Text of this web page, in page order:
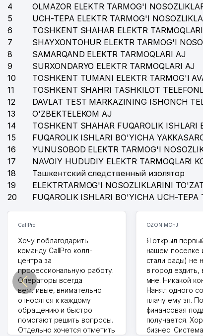
4
OLMAZOR ELEKTR TARMOG'I
5
UCH-TEPA ELEKTR TARMOG'I
6
TOSHKENT SHAHAR ELEKTR
7
SHAYXONTOHUR ELEKTR TARMOG'I
8
SAMARQAND ELEKTR TARMOQLARI AJ
9
SURXONDARYO ELEKTR TARMOQLARI AJ
10
TOSHKENT TUMANI ELEKTR TARMOG'I
11
TOSHKENT SHAHRI TASHKILOT
12
DAVLAT TEST MARKAZINING ISHONCH
13
O'ZBEKTELEKOM AJ
14
TOSHKENT SHAHAR FUQAROLIK ISHLARI
15
FUQAROLIK ISHLARI BO'YICHA
16
YUNUSOBOD ELEKTR TARMOG'I
17
NAVOIY HUDUDIY ELEKTR TARMOQLARI
18
Ташкентский следственный изолятор
19
ELEKTRTARMOG'I NOSOZLIKLARINI
20
FUQAROLIK ISHLARI BO'YICHA UCH-
CallPro
Хочу поблагодарить
команду CallPro колл-
центра за
профессиональную работу.
Операторы всегда
вежливые, внимательно
относятся к каждому
обращению и быстро
помогают решить вопросы.
Отдельно хочется отметить
OZON MChJ
Я открыл
нашем поселке
стали рады) не
в город ездить,
мне. Никакой
Нанял одного
плачу ему зп.
финансовая
получается.
бизнес.